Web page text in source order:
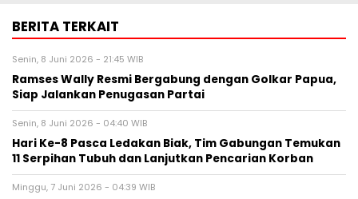
BERITA TERKAIT
Senin, 8 Juni 2026 - 21:45 WIB
Ramses Wally Resmi Bergabung dengan Golkar Papua,
Siap Jalankan Penugasan Partai
Senin, 8 Juni 2026 - 04:40 WIB
Hari Ke-8 Pasca Ledakan Biak, Tim Gabungan Temukan
11 Serpihan Tubuh dan Lanjutkan Pencarian Korban
Minggu, 7 Juni 2026 - 04:39 WIB